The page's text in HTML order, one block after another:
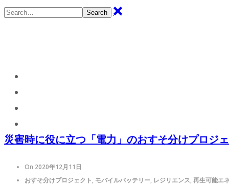
Search
お問合せ
災害時に役に立つ「電力」のおすそ分けプロジ
On 2020年12月11日
おすそ分けプロジェクト, モバイルバッテリー, レジリエンス, 再生可能エ